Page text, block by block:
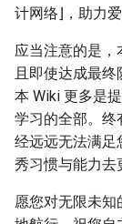
计网络⌋，助力
应当注意的是，
且即使达成最终
本 Wiki 更多是
学习的全部。终
经远远无法满足
秀习惯与能力去
愿您对无限未